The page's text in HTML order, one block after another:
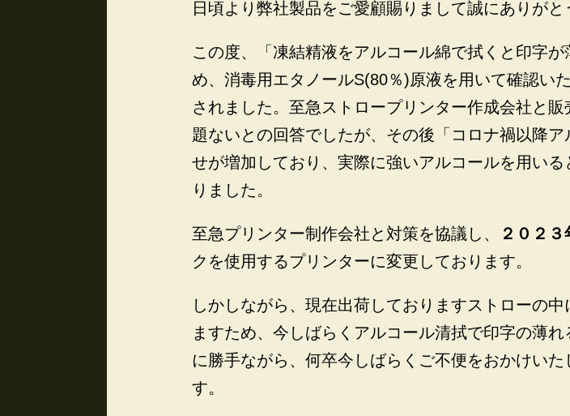
日頃より弊社製品をご愛顧賜りまして誠にありがと
この度、「凍結精液をアルコール綿で拭くと印字
め、消毒用エタノールS(80％)原液を用いて確認い
されました。至急ストロープリンター作成会社と
題ないとの回答でしたが、その後「コロナ禍以降
せが増加しており、実際に強いアルコールを用い
りました。
至急プリンター制作会社と対策を協議し、 ２０２
クを使用するプリンターに変更しております。
しかしながら、現在出荷しておりますストローの
ますため、今しばらくアルコール清拭で印字の薄
に勝手ながら、何卒今しばらくご不便をおかけい
す。